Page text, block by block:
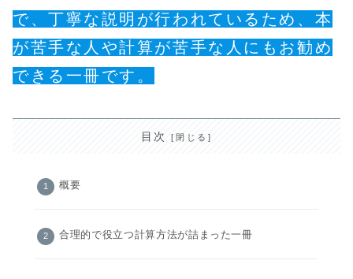
で、丁寧な説明が行われているため、本
が苦手な人や計算が苦手な人にもお勧め
できる一冊です。
目次
概要
合理的で役立つ計算方法が詰まった一冊